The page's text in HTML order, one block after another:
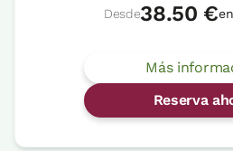
Desde38.50 €
Más
Reserva